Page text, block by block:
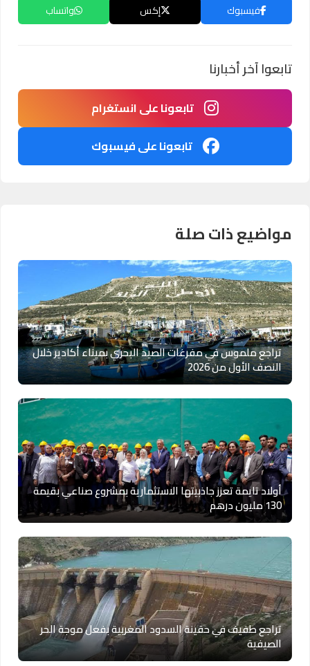
فيسبوك إكس واتساب
تابعوا آخر أخبارنا
تابعونا على انستغرام
تابعونا على فيسبوك
مواضيع ذات صلة
تراجع ملموس في مفرغات الصيد البحري بميناء أكادير خلال
النصف الأول من 2026
أولاد تايمة تعزز جاذبيتها الاستثمارية بمشروع صناعي بقيمة
130 مليون درهم
تراجع طفيف في حقينة السدود المغربية بفعل موجة الحر
الصيفية